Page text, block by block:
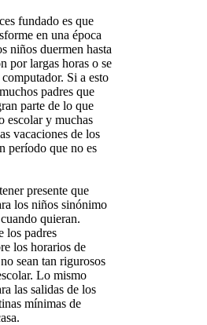
fundado es que
en una época
niños duermen hasta
por largas horas o se
Si a esto
padres que
parte de lo que
escolar y muchas
vacaciones de los
período que no es
presente que
los niños sinónimo
quieran.
los padres
los horarios de
sean tan rigurosos
Lo mismo
las salidas de los
mínimas de